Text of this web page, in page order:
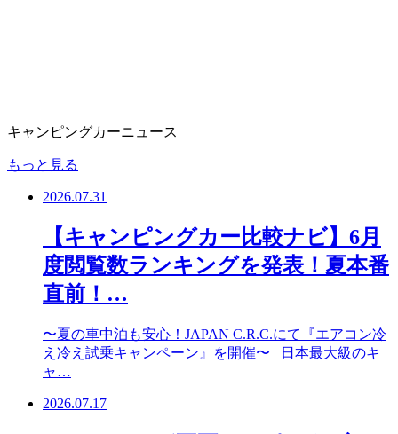
キャンピングカーニュース
もっと見る
2026.07.31
【キャンピングカー比較ナビ】6月
度閲覧数ランキングを発表！夏本番
直前！…
〜夏の車中泊も安心！JAPAN C.R.C.にて『エアコン冷
え冷え試乗キャンペーン』を開催〜 日本最大級のキ
ャ…
2026.07.17